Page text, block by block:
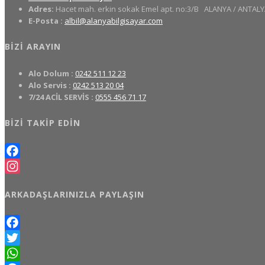
Adres: Hacet mah. erkin sokak Emel apt. no:3/B ALANYA /
E-Posta : albil@alanyabilgisayar.com
BIZI ARAYIN
Alo Dolum : 0242 511 12 23
Alo Servis : 0242 513 20 04
7/24 ACİL SERVİS : 0555 456 71 17
BIZI TAKIP EDIN
Facebook
ARKADAŞLARINIZLA PAYLAŞIN
Facebook
Twitter